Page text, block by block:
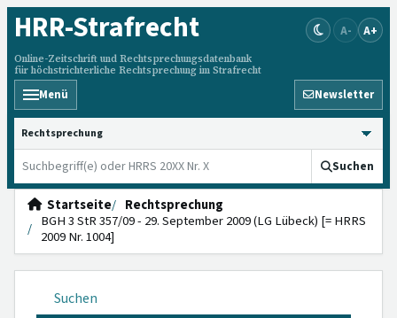
HRR-Strafrecht
Online-Zeitschrift und Rechtsprechungsdatenbank
für höchstrichterliche Rechtsprechung im Strafrecht
A- A+
Menü Newsletter
HRRS durchsuchen
Suchen
Startseite
Rechtsprechung
BGH 3 StR 357/09 - 29. September 2009 (LG Lübeck) [= HRRS
2009 Nr. 1004]
Suchen